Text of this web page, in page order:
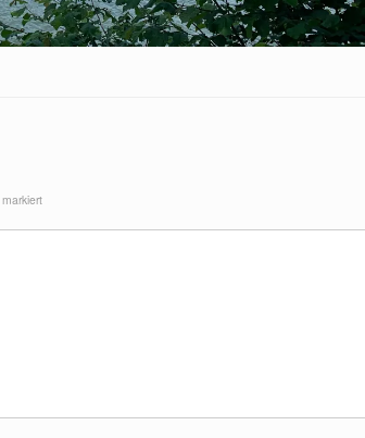
markiert